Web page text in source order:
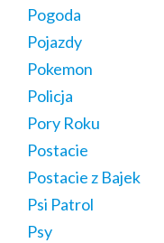
Pogoda
Pojazdy
Pokemon
Policja
Pory Roku
Postacie
Postacie z Bajek
Psi Patrol
Psy